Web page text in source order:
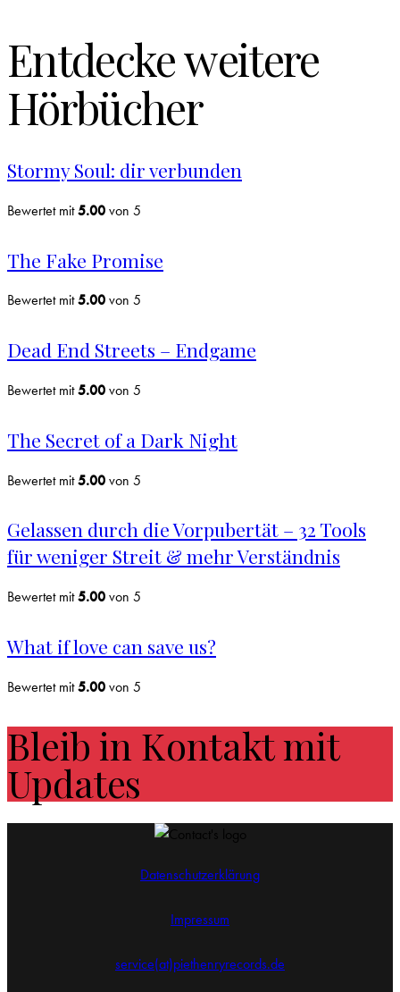
Entdecke weitere
Hörbücher
Stormy Soul: dir verbunden
Bewertet mit5.00von 5
The Fake Promise
Bewertet mit5.00von 5
Dead End Streets – Endgame
Bewertet mit5.00von 5
The Secret of a Dark Night
Bewertet mit5.00von 5
Gelassen durch die Vorpubertät – 32 Tools
für weniger Streit & mehr Verständnis
Bewertet mit5.00von 5
What if love can save us?
Bewertet mit5.00von 5
Bleib in Kontakt mit
Updates
Datenschutzerklärung
Impressum
service(at)piethenryrecords.de